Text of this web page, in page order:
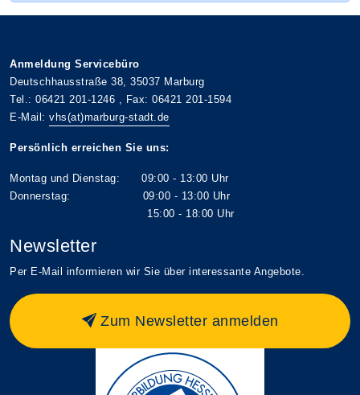
Anmeldung Servicebüro
Deutschhausstraße 38, 35037 Marburg
Tel.: 06421 201-1246 , Fax: 06421 201-1594
E-Mail: vhs(at)marburg-stadt.de
Persönlich erreichen Sie uns:
Montag und Dienstag: 09:00 - 13:00 Uhr
Donnerstag: 09:00 - 13:00 Uhr
15:00 - 18:00 Uhr
Newsletter
Per E-Mail informieren wir Sie über interessante Angebote.
Zum Newsletter anmelden